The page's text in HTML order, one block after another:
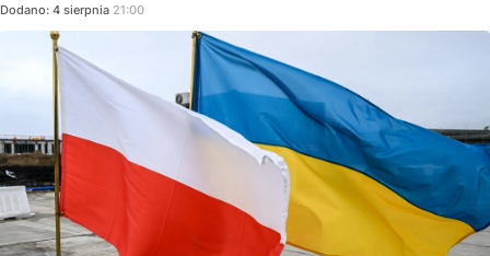
Dodano: 4 sierpnia 21:00